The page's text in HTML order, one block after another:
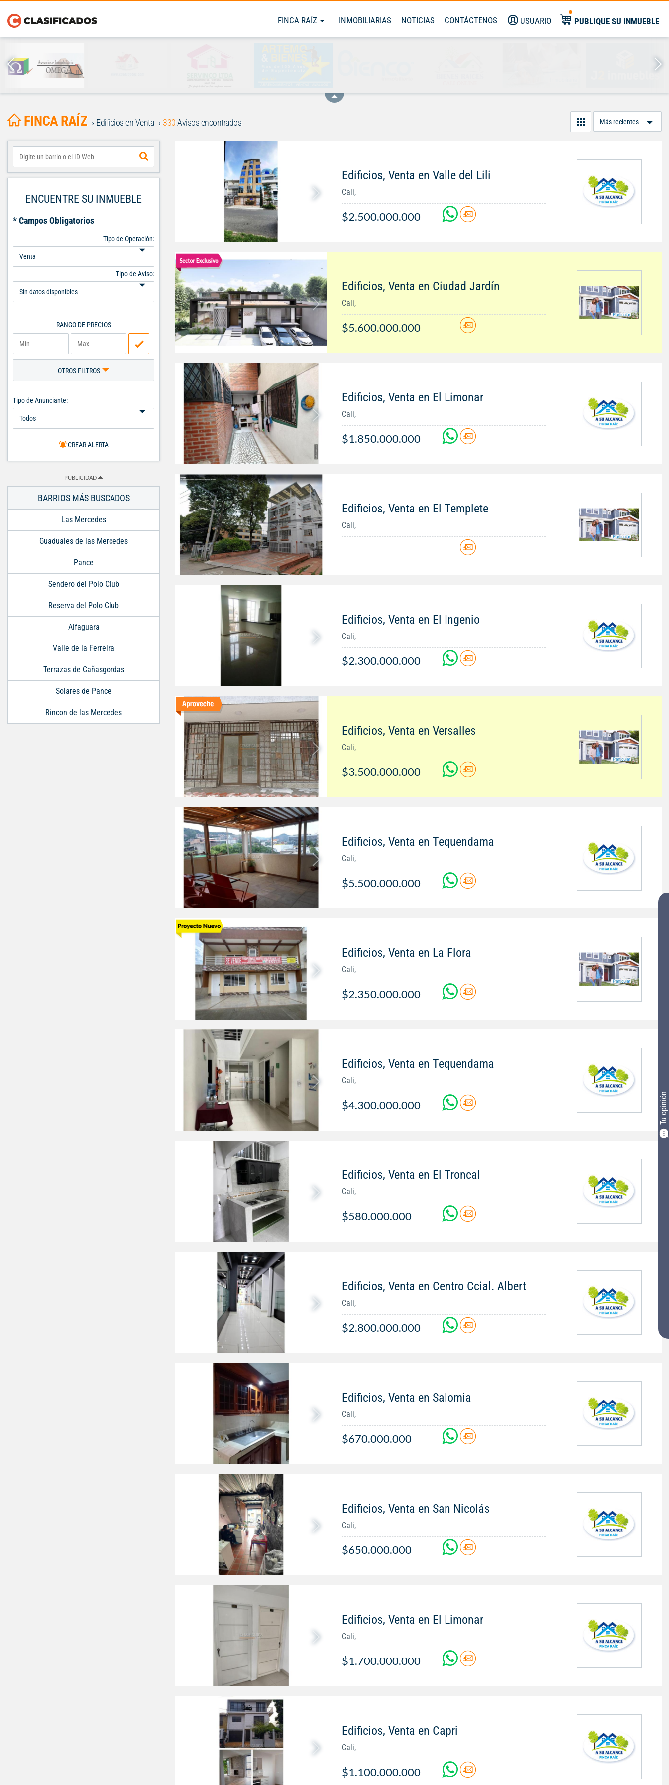
FINCA RAÍZ INMOBILIARIAS NOTICIAS CONTÁCTENOS USUARIO PUBLIQUE SU INMUEBLE
Tu opinión
FINCA RAÍZ Edificios en Venta 330Avisos encontrados
Edificios, Venta en Valle del Lili
Cali,
$2.500.000.000
Edificios, Venta en Ciudad Jardín
Cali,
$5.600.000.000
Edificios, Venta en El Limonar
Cali,
$1.850.000.000
Edificios, Venta en El Templete
Cali,
Edificios, Venta en El Ingenio
Cali,
$2.300.000.000
Edificios, Venta en Versalles
Cali,
$3.500.000.000
Edificios, Venta en Tequendama
Cali,
$5.500.000.000
Edificios, Venta en La Flora
Cali,
$2.350.000.000
Edificios, Venta en Tequendama
Cali,
$4.300.000.000
Edificios, Venta en El Troncal
Cali,
$580.000.000
Edificios, Venta en Centro Ccial. Albert
Cali,
$2.800.000.000
Edificios, Venta en Salomia
Cali,
$670.000.000
Edificios, Venta en San Nicolás
Cali,
$650.000.000
Edificios, Venta en El Limonar
Cali,
$1.700.000.000
Edificios, Venta en Capri
Cali,
$1.100.000.000
ENCUENTRE SU INMUEBLE
* Campos Obligatorios
Tipo de Operación:
Tipo de Aviso:
RANGO DE PRECIOS
OTROS FILTROS
Tipo de Anunciante:
CREAR ALERTA
PUBLICIDAD
BARRIOS MÁS BUSCADOS
Las Mercedes
Guaduales de las Mercedes
Pance
Sendero del Polo Club
Reserva del Polo Club
Alfaguara
Valle de la Ferreira
Terrazas de Cañasgordas
Solares de Pance
Rincon de las Mercedes